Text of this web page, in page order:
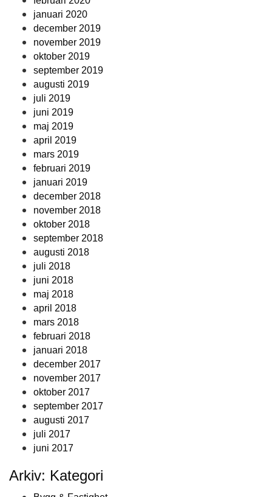
januari 2020
december 2019
november 2019
oktober 2019
september 2019
augusti 2019
juli 2019
juni 2019
maj 2019
april 2019
mars 2019
februari 2019
januari 2019
december 2018
november 2018
oktober 2018
september 2018
augusti 2018
juli 2018
juni 2018
maj 2018
april 2018
mars 2018
februari 2018
januari 2018
december 2017
november 2017
oktober 2017
september 2017
augusti 2017
juli 2017
juni 2017
Arkiv: Kategori